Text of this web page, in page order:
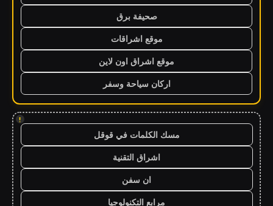
صحيفة برق
موقع اشراقات
موقع اشراق اون لاين
اركان سياحة وسفر
!
مسك الكلمات في قوقل
اشراق التقنية
ان سفن
مرابع التكنولوجيا